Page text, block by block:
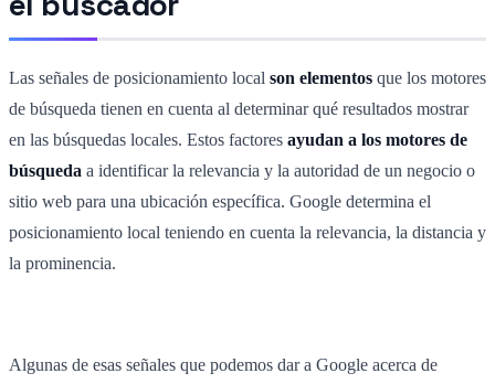
Las señales de posicionamiento local son elementos que los motores
de búsqueda tienen en cuenta al determinar qué resultados mostrar
en las búsquedas locales. Estos factores ayudan a los motores de
búsqueda a identificar la relevancia y la autoridad de un negocio o
sitio web para una ubicación específica. Google determina el
posicionamiento local teniendo en cuenta la relevancia, la distancia y
la prominencia.
Algunas de esas señales que podemos dar a Google acerca de